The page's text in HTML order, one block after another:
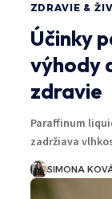
ZDRAVIE &
Účinky
výhody
zdravie
Paraffinum
zadržiava
SIMONA